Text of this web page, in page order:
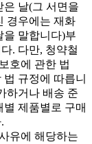
은 날(그 서면을
경우에는 재화
을 말합니다)부
. 다만, 청약철
호에 관한 법
규정에 따릅니
하거나 배송 준
제품별로 구매
유에 해당하는